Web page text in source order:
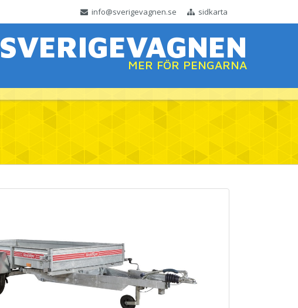
sidkarta
info@sverigevagnen.se
SVERIGEVAGNEN
MER FÖR PENGARNA